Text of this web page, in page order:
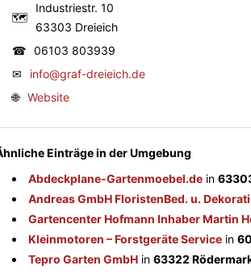
🗺
Industriestr. 10
63303 Dreieich
☎ 06103 803939
✉
info@graf-dreieich.de
🌐 Website
Einträge in der Umgebung
Abdeckplane-Gartenmoebel.de in
Andreas GmbH FloristenBed. u.
Gartencenter Hofmann Inhaber Martin
Kleinmotoren – Forstgeräte Service in
Tepro Garten GmbH in 63322